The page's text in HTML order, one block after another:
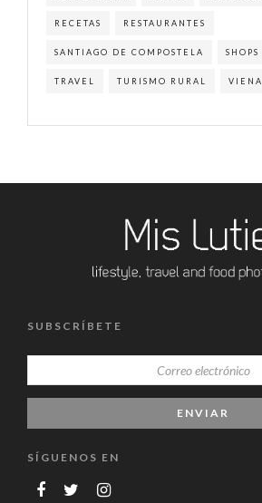
RECETAS RESTAURANTES
SANTIAGO DE COMPOSTELA SHOPS
TRAVEL TURISMO RURAL VIENA
SUBSCRÍBETE
SÍGUENOS EN